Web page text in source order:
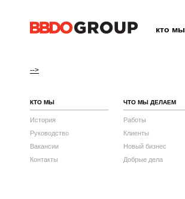
кто мы
-->
КТО МЫ
История
Руководство
Вакансии
Контакты
ЧТО МЫ ДЕЛАЕМ
Работы
Клиенты
Новый бизнес
Добрые дела